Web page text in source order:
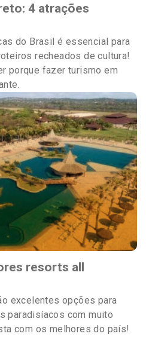
4 atrações
do Brasil é essencial para
recheados de cultura!
porque fazer turismo em
resorts all
excelentes opções para
paradisíacos com muito
com os melhores do país!